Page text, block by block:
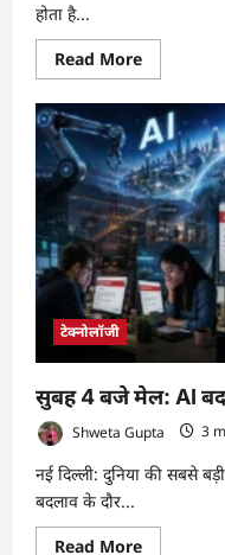
होता है...
Read MoreRead
more
Split
AC
vs
Tower
Air
Cooler:
स्वास्थ्य
और
एयर
क्वालिटी
के
लिहाज
से
कौन
बेहतर?
टेक्नोलॉजी
सुबह 4 बजे मेल: AI
Shweta Gupta 3
नई दिल्ली: दुनिया की सबसे
बदलाव के दौर...
Read MoreRead